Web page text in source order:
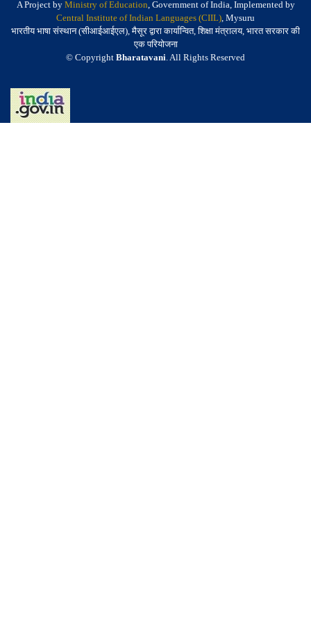
A Project by Ministry of Education, Government of India, Implemented by
Central Institute of Indian Languages (CIIL), Mysuru
भारतीय भाषा संस्थान (सीआईआईएल), मैसूर द्वारा कार्यान्वित, शिक्षा मंत्रालय, भारत सरकार की
एक परियोजना
© Copyright Bharatavani. All Rights Reserved